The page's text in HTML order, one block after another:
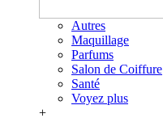
Autres
Maquillage
Parfums
Salon de Coiffure
Santé
Voyez plus
+